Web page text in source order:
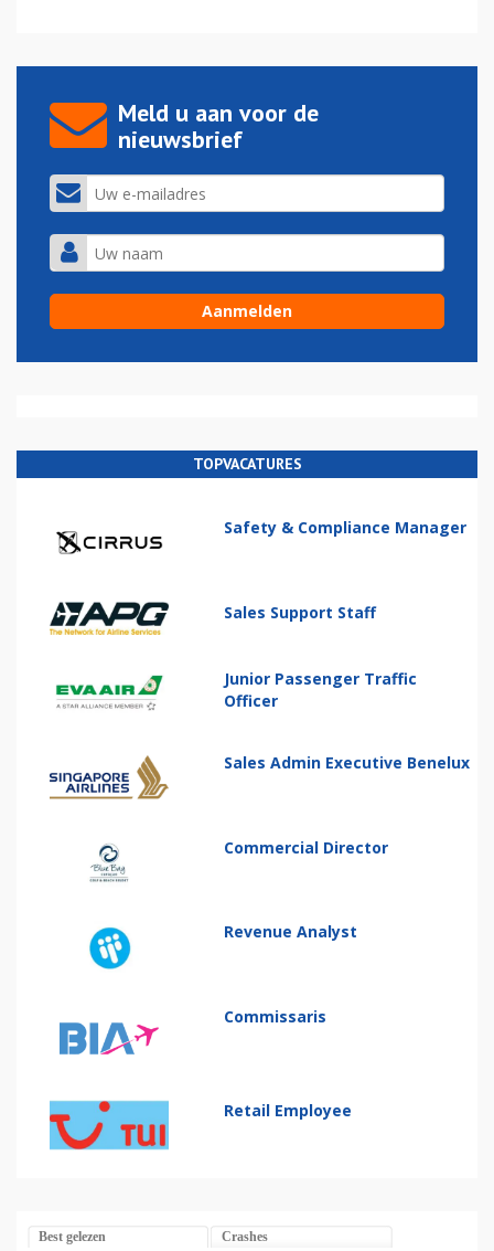
Meld u aan voor de
nieuwsbrief
TOPVACATURES
Safety & Compliance Manager
Sales Support Staff
Junior Passenger Traffic
Officer
Sales Admin Executive Benelux
Commercial Director
Revenue Analyst
Commissaris
Retail Employee
Best gelezen Crashes